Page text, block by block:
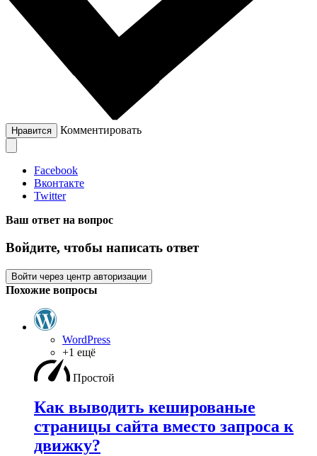
Нравится Комментировать
Facebook
Вконтакте
Twitter
Ваш ответ на вопрос
Войдите, чтобы написать ответ
Войти через центр авторизации
Похожие вопросы
WordPress
+1 ещё
Простой
Как выводить кешированые
страницы сайта вместо запроса к
движку?